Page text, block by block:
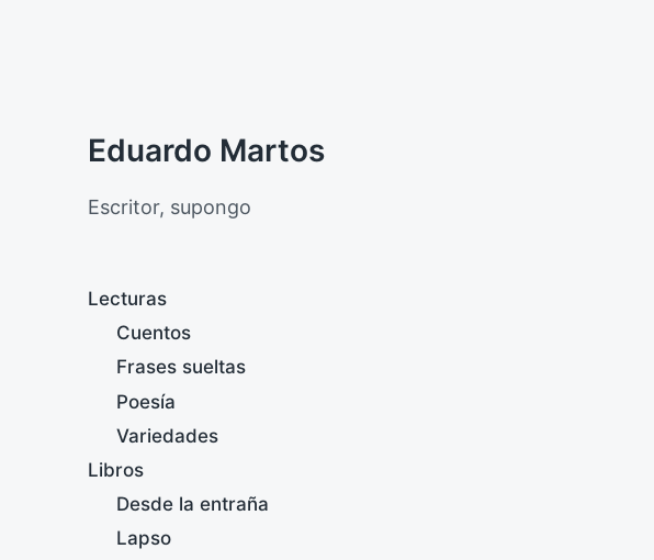
Eduardo Martos
Escritor, supongo
Lecturas
Cuentos
Frases sueltas
Poesía
Variedades
Libros
Desde la entraña
Lapso